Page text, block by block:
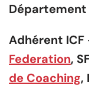
Adhérent ICF
Federation,
de Coaching,